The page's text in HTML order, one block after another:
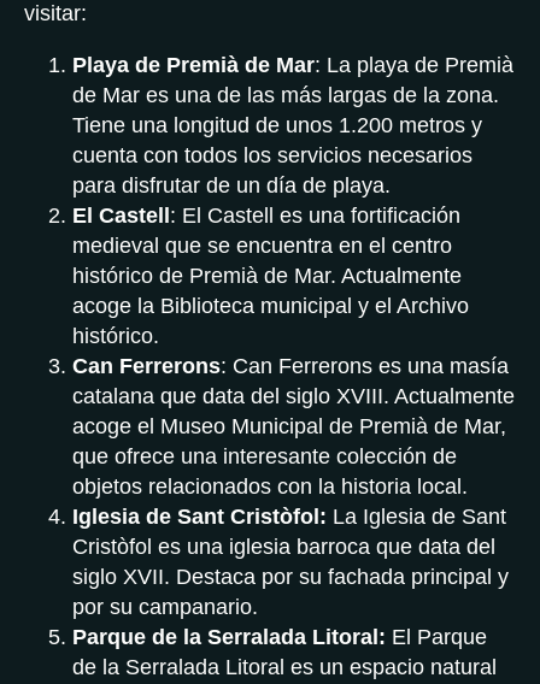
visitar:
Playa de Premià de Mar: La playa de Premià
de Mar es una de las más largas de la zona.
Tiene una longitud de unos 1.200 metros y
cuenta con todos los servicios necesarios
para disfrutar de un día de playa.
El Castell : El Castell es una fortificación
medieval que se encuentra en el centro
histórico de Premià de Mar. Actualmente
acoge la Biblioteca municipal y el Archivo
histórico.
Can Ferrerons: Can Ferrerons es una masía
catalana que data del siglo XVIII. Actualmente
acoge el Museo Municipal de Premià de Mar,
que ofrece una interesante colección de
objetos relacionados con la historia local.
Iglesia de Sant Cristòfol: La Iglesia de Sant
Cristòfol es una iglesia barroca que data del
siglo XVII. Destaca por su fachada principal y
por su campanario.
Parque de la Serralada Litoral: El Parque
de la Serralada Litoral es un espacio natural